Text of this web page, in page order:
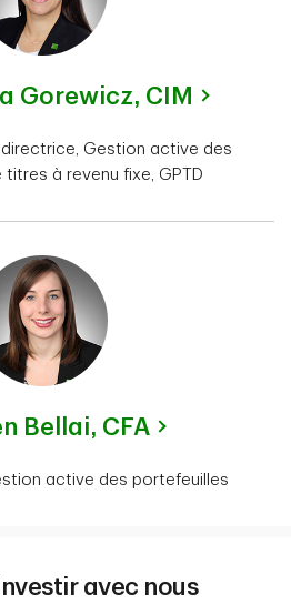
Gorewicz, CIM
Gestion active des
à revenu fixe, GPTD
Bellai, CFA
active des portefeuilles
avec nous